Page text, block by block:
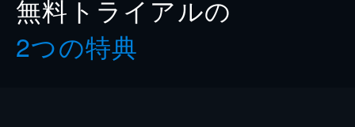
無料トライアルの
2つの特典